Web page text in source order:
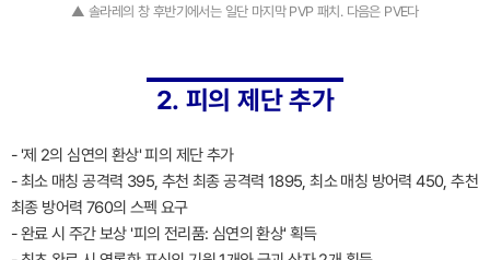
▲ 솔라레의 창 후반기에서는 일단 마지막 PVP 패치. 다음은 PVE다
2. 피의 제단 추가
- '제 2의 심연의 환상' 피의 제단 추가
- 최소 매칭 공격력 395, 추천 최종 공격력 1895, 최소 매칭 방어력 450, 추천
최종 방어력 760의 스펙 요구
- 완료 시 주간 보상 '피의 전리품: 심연의 환상' 획득